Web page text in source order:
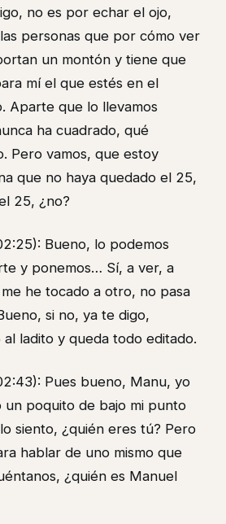
no es por echar el ojo,
personas que por cómo ver
un montón y tiene que
mí el que estés en el
Aparte que lo llevamos
ha cuadrado, qué
Pero vamos, que estoy
que no haya quedado el 25,
25, ¿no?
Bueno, lo podemos
y ponemos… Sí, a ver, a
he tocado a otro, no pasa
si no, ya te digo,
ladito y queda todo editado.
Pues bueno, Manu, yo
un poquito de bajo mi punto
siento, ¿quién eres tú? Pero
hablar de uno mismo que
¿quién es Manuel